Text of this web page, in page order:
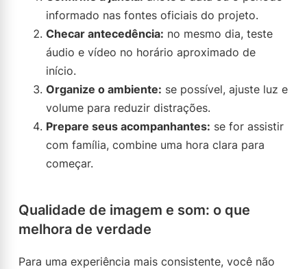
informado nas fontes oficiais do projeto.
Checar antecedência: no mesmo dia, teste
áudio e vídeo no horário aproximado de
início.
Organize o ambiente: se possível, ajuste luz e
volume para reduzir distrações.
Prepare seus acompanhantes: se for assistir
com família, combine uma hora clara para
começar.
Qualidade de imagem e som: o que
melhora de verdade
Para uma experiência mais consistente, você não